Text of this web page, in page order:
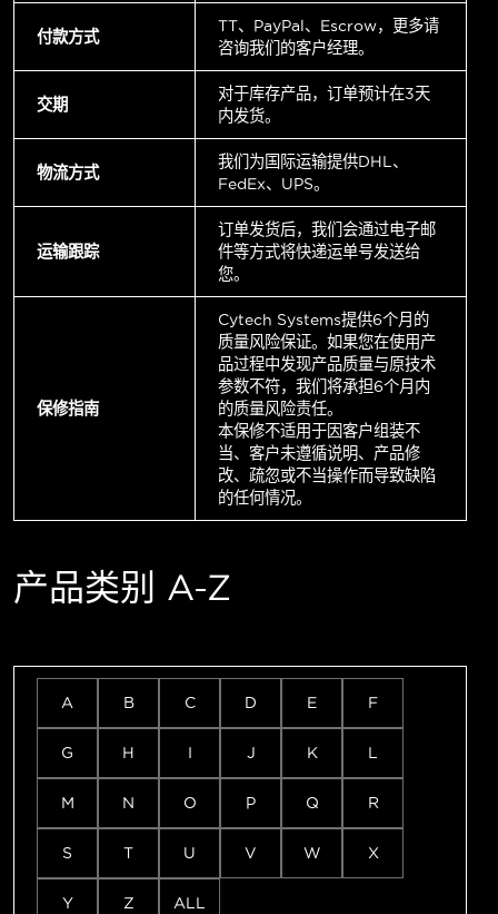
付款方式
TT、PayPal、Escrow，更多请
咨询我们的客户经理。
交期
对于库存产品，订单预计在3天
内发货。
物流方式
我们为国际运输提供DHL、
FedEx、UPS。
运输跟踪
订单发货后，我们会通过电子邮
件等方式将快递运单号发送给
您。
保修指南
Cytech Systems提供6个月的
质量风险保证。如果您在使用产
品过程中发现产品质量与原技术
参数不符，我们将承担6个月内
的质量风险责任。
本保修不适用于因客户组装不
当、客户未遵循说明、产品修
改、疏忽或不当操作而导致缺陷
的任何情况。
产品类别 A-Z
A B C D E F
G H I J K L
M N O P Q R
S T U V W X
Y Z ALL